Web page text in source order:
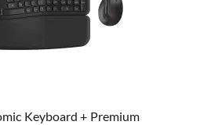
Keyboard + Premium